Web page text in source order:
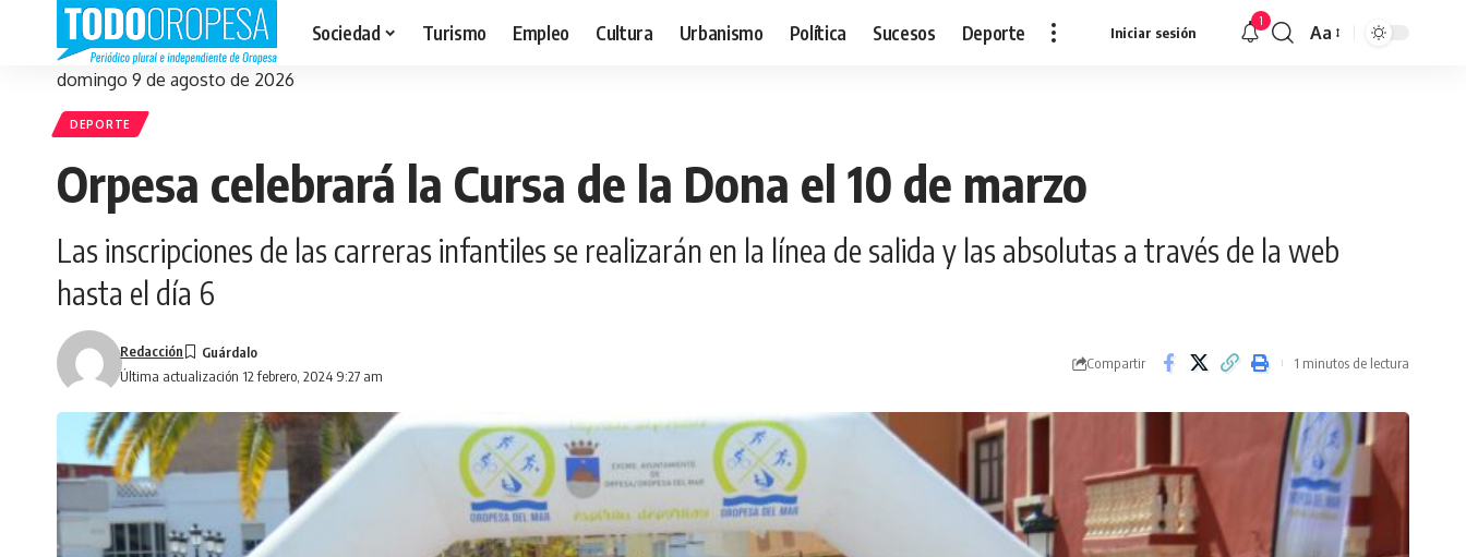
Sociedad Turismo Empleo Cultura Urbanismo Política Sucesos Deporte Iniciar sesión
1
Redimensionar
Aa
domingo 9 de agosto de 2026
DEPORTE
Orpesa celebrará la Cursa de la Dona el 10 de marzo
Las inscripciones de las carreras infantiles se realizarán en la línea de salida y las absolutas a través de la web
hasta el día 6
Última actualización 12 febrero, 2024 9:27 am
Redacción
Compartir 1 minutos de lectura